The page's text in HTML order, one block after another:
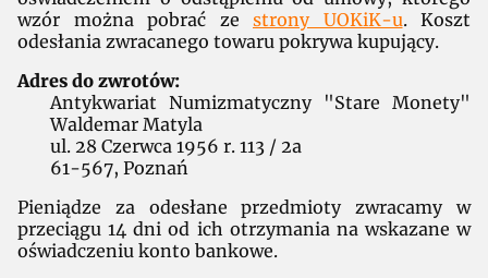
wzór można pobrać ze strony UOKiK-u. Koszt
odesłania zwracanego towaru pokrywa kupujący.
Adres do zwrotów:
Antykwariat Numizmatyczny "Stare Monety"
Waldemar Matyla
ul. 28 Czerwca 1956 r. 113 / 2a
61-567, Poznań
Pieniądze za odesłane przedmioty zwracamy w
przeciągu 14 dni od ich otrzymania na wskazane w
oświadczeniu konto bankowe.